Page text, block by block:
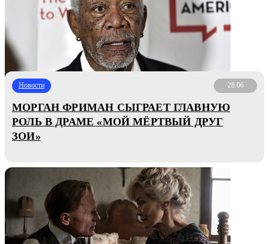
Новости 28.06
МОРГАН ФРИМАН СЫГРАЕТ ГЛАВНУЮ
РОЛЬ В ДРАМЕ «МОЙ МЁРТВЫЙ ДРУГ
ЗОИ»